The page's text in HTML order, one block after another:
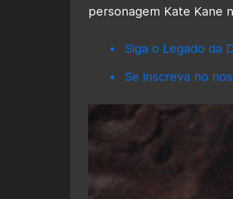
personagem Kate Kane
Siga o Legado da
Se inscreva no